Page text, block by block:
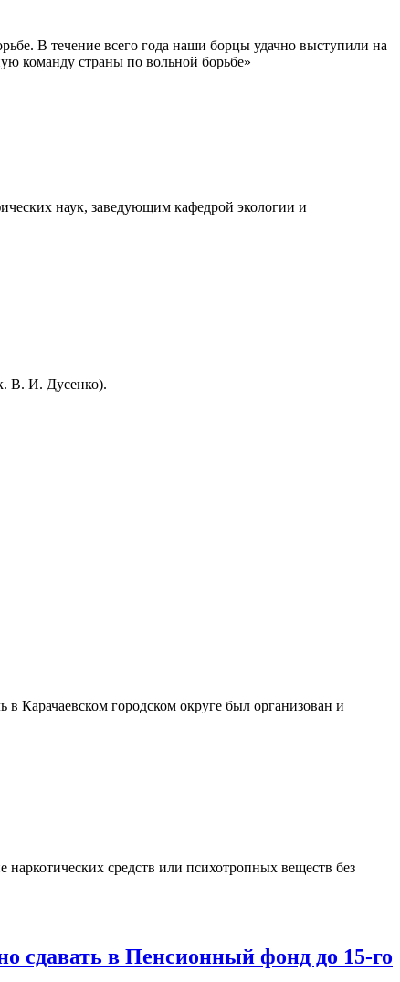
В течение всего года наши борцы удачно выступили на
команду страны по вольной борьбе»
наук, заведующим кафедрой экологии и
В. И. Дусенко).
Карачаевском городском округе был организован и
средств или психотропных веществ без
сдавать в Пенсионный фонд до 15-го